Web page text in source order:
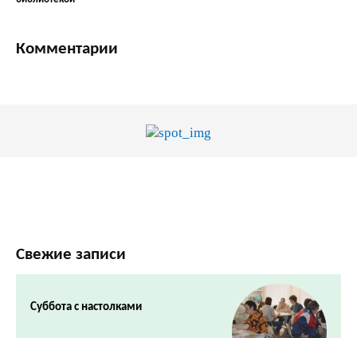
Комментарии
Свежие записи
Суббота с настолками